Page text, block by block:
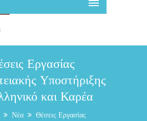
Εργασίας
Υποστήριξης
και Καρέα
Νέα
Θέσεις Εργασίας